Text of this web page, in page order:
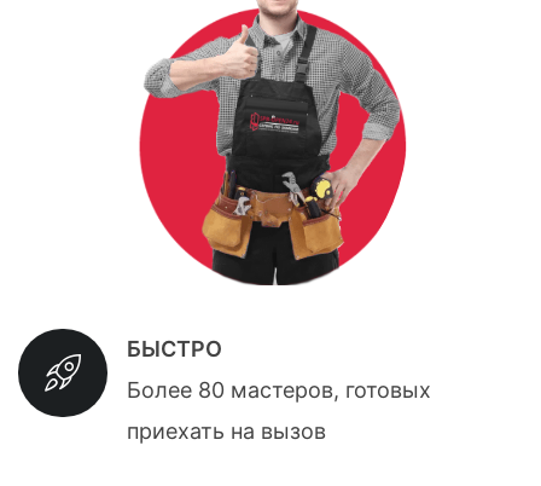
БЫСТРО
Более 80 мастеров, готовых
приехать на вызов